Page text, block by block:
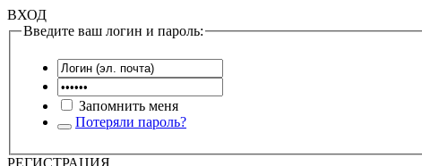
ВХОД
Введите ваш логин и пароль:
Запомнить меня
Потеряли пароль?
РЕГИСТРАЦИЯ